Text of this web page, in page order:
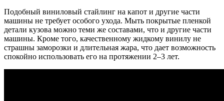
Подобный виниловый стайлинг на капот и другие части
машины не требует особого ухода. Мыть покрытые пленкой
детали кузова можно теми же составами, что и другие части
машины. Кроме того, качественному жидкому винилу не
страшны заморозки и длительная жара, что дает возможность
спокойно использовать его на протяжении 2–3 лет.